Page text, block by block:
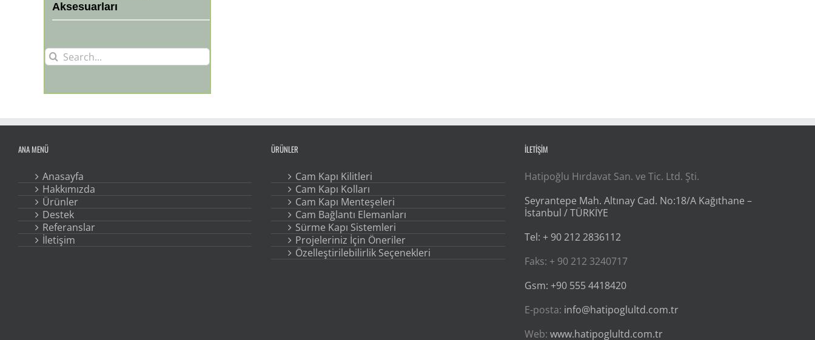
Aksesuarları
Search
for:
ANA MENÜ
Anasayfa
Hakkımızda
Ürünler
Destek
Referanslar
İletişim
ÜRÜNLER
Cam Kapı Kilitleri
Cam Kapı Kolları
Cam Kapı Menteşeleri
Cam Bağlantı Elemanları
Sürme Kapı Sistemleri
Projeleriniz İçin Öneriler
Özelleştirilebilirlik Seçenekleri
İLETİŞİM
Hatipoğlu Hırdavat San. ve Tic. Ltd. Şti.
Seyrantepe Mah. Altınay Cad. No:18/A Kağıthane –
İstanbul / TÜRKİYE
Tel: + 90 212 2836112
Faks: + 90 212 3240717
Gsm: +90 555 4418420
E-posta: info@hatipoglultd.com.tr
Web: www.hatipoglultd.com.tr